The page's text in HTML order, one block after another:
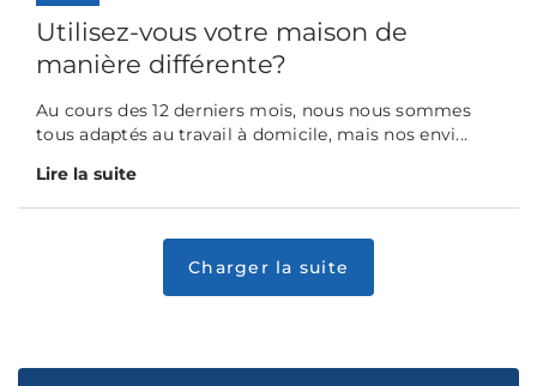
Utilisez-vous votre maison de
manière différente?
Au cours des 12 derniers mois, nous nous sommes
tous adaptés au travail à domicile, mais nos envi...
Lire la suite